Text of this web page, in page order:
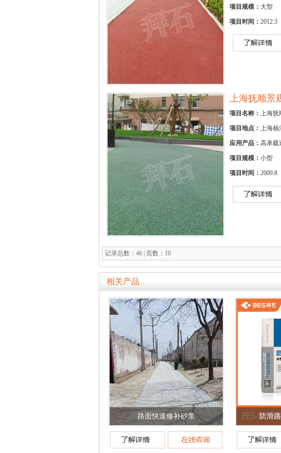
项目规模： 大型
项目时间： 2012.3
上海抚顺景
项目名称： 上海抚
项目地点： 上海杨
应用产品： 高承载
项目规模： 小型
项目时间： 2009.8
记录总数：46 | 页数：10
相关产品
路面快速修补砂浆 防滑